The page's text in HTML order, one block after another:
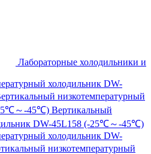
Лабораторные холодильники и
холодильник DW-
низкотемпературный
～-45℃) Вертикальный
DW-45L158 (-25℃～-45℃)
холодильник DW-
низкотемпературный